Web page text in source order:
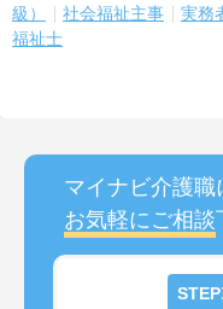
級）
社会福祉主事 実務
福祉士
マイナビ介護職
お気軽にご相談
STEP